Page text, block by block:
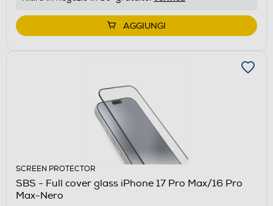
AGGIUNGI
SCREEN PROTECTOR
SBS - Full cover glass iPhone 17 Pro Max/16 Pro
Max-Nero